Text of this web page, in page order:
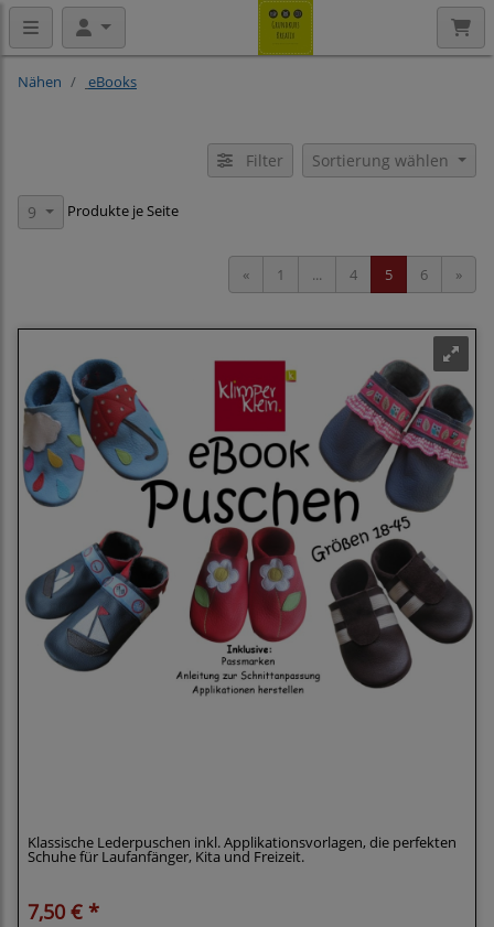
Nähen eBooks
Sortierung wählen
Filter
9 Produkte je Seite
« 1 ... 4 5 6 »
Klassische Lederpuschen inkl. Applikationsvorlagen, die perfekten
Schuhe für Laufanfänger, Kita und Freizeit.
7,50 € *